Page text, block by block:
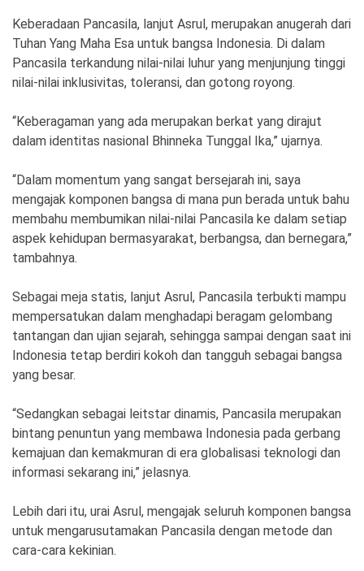
Keberadaan Pancasila, lanjut Asrul, merupakan anugerah dari
Tuhan Yang Maha Esa untuk bangsa Indonesia. Di dalam
Pancasila terkandung nilai-nilai luhur yang menjunjung tinggi
nilai-nilai inklusivitas, toleransi, dan gotong royong.
“Keberagaman yang ada merupakan berkat yang dirajut
dalam identitas nasional Bhinneka Tunggal Ika,” ujarnya.
“Dalam momentum yang sangat bersejarah ini, saya
mengajak komponen bangsa di mana pun berada untuk bahu
membahu membumikan nilai-nilai Pancasila ke dalam setiap
aspek kehidupan bermasyarakat, berbangsa, dan bernegara,”
tambahnya.
Sebagai meja statis, lanjut Asrul, Pancasila terbukti mampu
mempersatukan dalam menghadapi beragam gelombang
tantangan dan ujian sejarah, sehingga sampai dengan saat ini
Indonesia tetap berdiri kokoh dan tangguh sebagai bangsa
yang besar.
“Sedangkan sebagai leitstar dinamis, Pancasila merupakan
bintang penuntun yang membawa Indonesia pada gerbang
kemajuan dan kemakmuran di era globalisasi teknologi dan
informasi sekarang ini,” jelasnya.
Lebih dari itu, urai Asrul, mengajak seluruh komponen bangsa
untuk mengarusutamakan Pancasila dengan metode dan
cara-cara kekinian.